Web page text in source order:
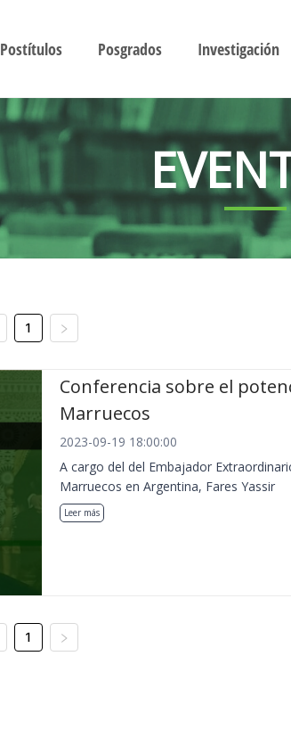
Postítulos Posgrados Investigación
1
Conferencia sobre el
Marruecos
2023-09-19 18:00:00
A cargo del del Embajador
Marruecos en Argentina, Fares Yassir
Leer más
1